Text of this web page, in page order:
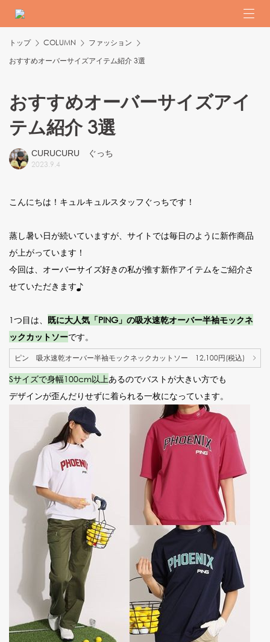
トップ COLUMN
ファッション
おすすめオーバーサイズアイテム紹介 3選
おすすめオーバーサイズアイ
テム紹介 3選
CURUCURU ぐっち
2023.9.4
こんにちは！キュルキュルスタッフぐっちです！
蒸し暑い日が続いていますが、サイトでは毎日のように新作商品
が上がっています！
今回は、オーバーサイズ好きの私が推す新作アイテムをご紹介さ
せていただきます♪
1つ目は、 既に大人気「PING」の吸水速乾オーバー半袖モックネ
ックカットソーです。
ピン 吸水速乾オーバー半袖モックネックカットソー 12,100円(税込)
Sサイズで身幅100cm以上あるのでバストが大きい方でも
デザインが歪んだりせずに着られる一枚になっています。